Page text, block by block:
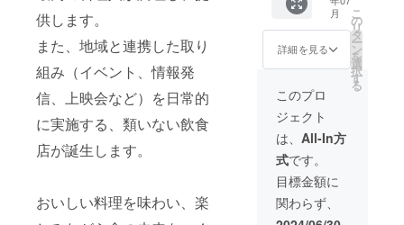
供します。
また、地域と連携した取り
組み（イベント、情報発
信、上映会など）を日常的
に実施する、類いない飲食
店が誕生します。
おいしい料理を味わい、楽
化しグ
ランド
メ
ニュー
商品と
してお
客様に
提供し
ます。
（グラ
ンドメ
ニュー
に入っ
ている
間は、
は2024
年12月
末まで
とさせ
ていた
だきま
す
20%OF
Fでお食
事がで
きるプ
ラチナ
会員券
をお送
りしま
す。 さ
らに
6,000円
のお食
事券 20
枚お送
りいた
月
詳細を見る
こ
の
リ
タ
ー
ン
を
選
択
す
る
このプロ
ジェクト
は、 All-In方
式です。
目標金額に
関わらず、